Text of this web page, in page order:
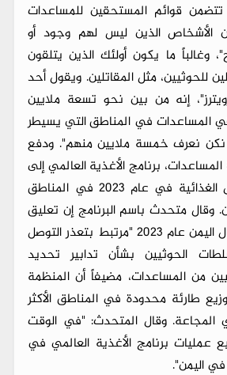
قوائم المستحقين للمساعدات
الأشخاص الذين ليس لهم وجود أو
وغالباً ما يكون أولئك الذين يتلقون
للحوثيين، مثل المقاتلين. ويقول أحد
إنه من بين نحو تسعة ملايين
في المناطق التي يسيطر
نكن نعرف خمسة ملايين منهم". ودفع
برنامج الأغذية العالمي إلى
تجميد توزيع السلال الغذائية في عام 2023 في المناطق
وقال متحدث باسم البرنامج إن تعليق
المساعدات في شمال اليمن عام 2023 "مرتبط بتعذر التوصل
الحوثيين بشأن تدابير تحديد
من المساعدات، مضيفاً أن المنظمة
طارئة محدودة في المناطق الأكثر
المجاعة. وقال المتحدث: "في الوقت
عمليات برنامج الأغذية العالمي في
اليمن".